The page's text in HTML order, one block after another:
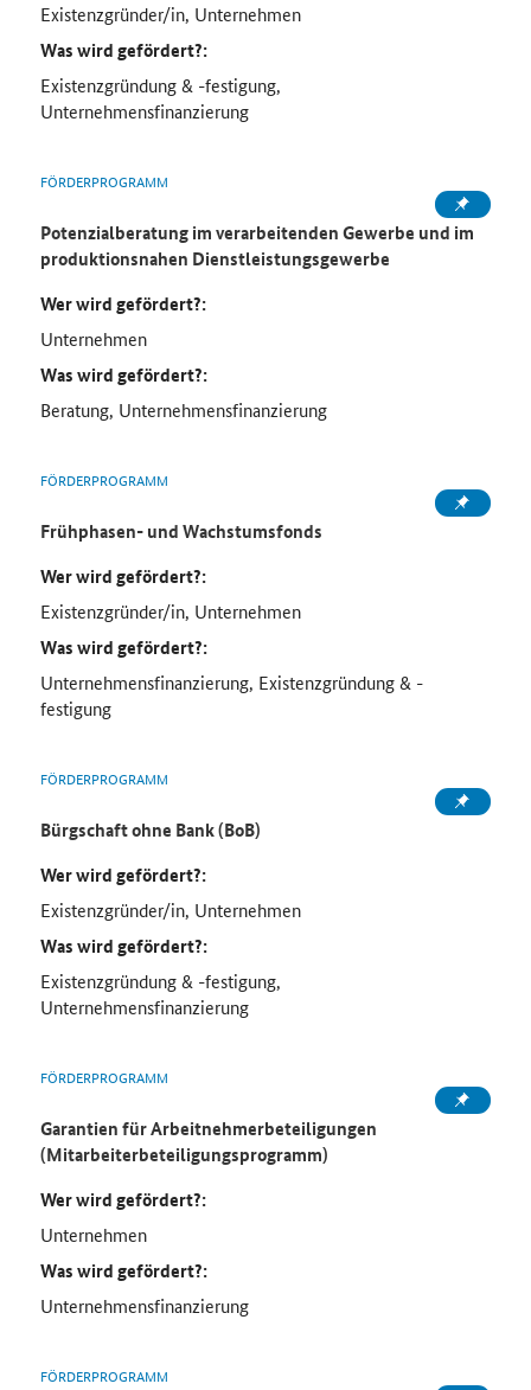
Existenzgründer/in, Unternehmen
Was wird gefördert?:
Existenzgründung & -festigung,
Unternehmensfinanzierung
FÖRDERPROGRAMM
Potenzialberatung im verarbeitenden Gewerbe und im
produktionsnahen Dienstleistungsgewerbe
Wer wird gefördert?:
Unternehmen
Was wird gefördert?:
Beratung, Unternehmensfinanzierung
FÖRDERPROGRAMM
Frühphasen- und Wachstumsfonds
Wer wird gefördert?:
Existenzgründer/in, Unternehmen
Was wird gefördert?:
Unternehmensfinanzierung, Existenzgründung & -
festigung
FÖRDERPROGRAMM
Bürgschaft ohne Bank (BoB)
Wer wird gefördert?:
Existenzgründer/in, Unternehmen
Was wird gefördert?:
Existenzgründung & -festigung,
Unternehmensfinanzierung
FÖRDERPROGRAMM
Garantien für Arbeitnehmerbeteiligungen
(Mitarbeiterbeteiligungsprogramm)
Wer wird gefördert?:
Unternehmen
Was wird gefördert?:
Unternehmensfinanzierung
FÖRDERPROGRAMM